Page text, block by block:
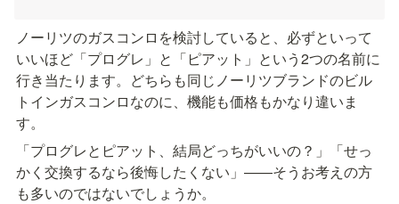
ノーリツのガスコンロを検討していると、必ずといって
いいほど「プログレ」と「ピアット」という2つの名前に
行き当たります。どちらも同じノーリツブランドのビル
トインガスコンロなのに、機能も価格もかなり違いま
す。
「プログレとピアット、結局どっちがいいの？」「せっ
かく交換するなら後悔したくない」——そうお考えの方
も多いのではないでしょうか。